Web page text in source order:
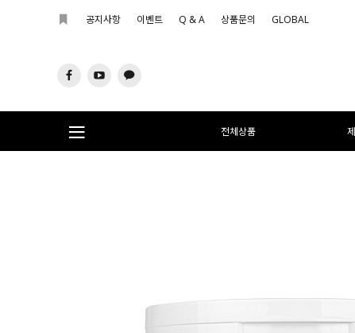
공지사항 이벤트 Q & A 상품문의 GLOBAL
전체상품